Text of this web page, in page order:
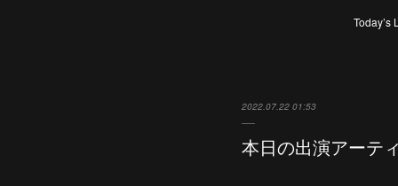
Today’s
2022.07.22 01:53
本日の出演アーテ